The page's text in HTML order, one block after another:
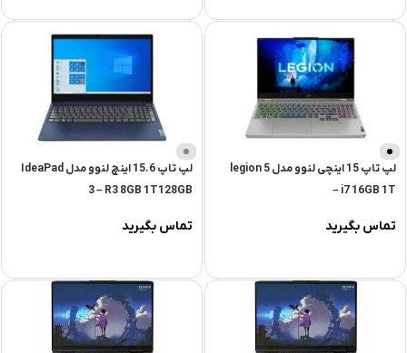
لپ تاپ 15 اینچی لنوو مدل legion 5
– i7 16GB 1T
تماس بگیرید
لپ تاپ 15.6 اینچ لنوو مدل IdeaPad
3 – R3 8GB 1T128GB
تماس بگیرید